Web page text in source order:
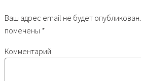
Ваш адрес email не будет опубликован.
помечены *
Комментарий